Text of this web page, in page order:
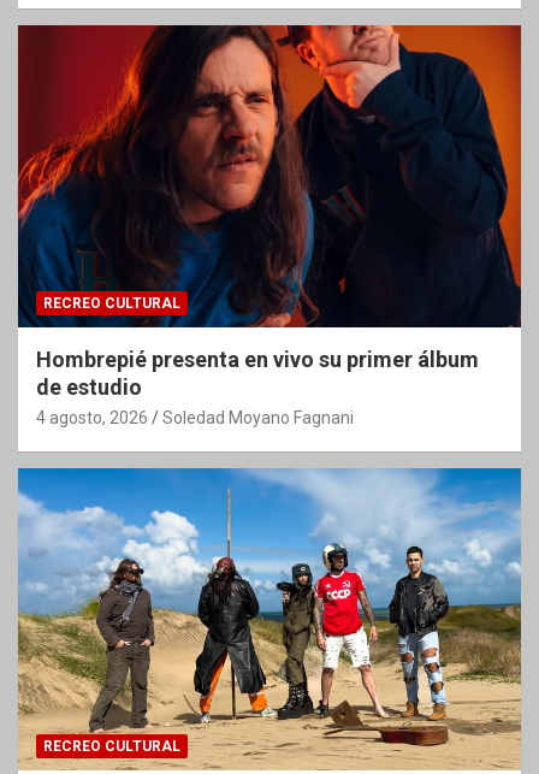
RECREO CULTURAL
Hombrepié presenta en vivo su primer álbum
de estudio
4 agosto, 2026 Soledad Moyano Fagnani
RECREO CULTURAL